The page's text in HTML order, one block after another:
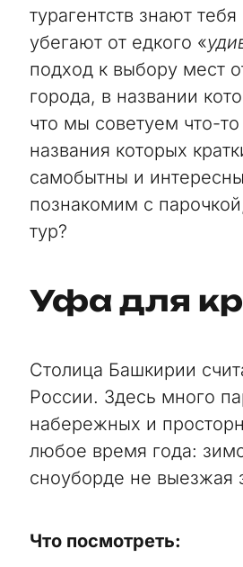
турагентств знают
убегают от едкого «
подход к выбору мест
города, в названии
что мы советуем что-
названия которых
самобытны и
познакомим с
тур?
Уфа для
Столица Башкирии
России. Здесь много
набережных и
любое время года:
сноуборде не выезжая
Что посмотреть: